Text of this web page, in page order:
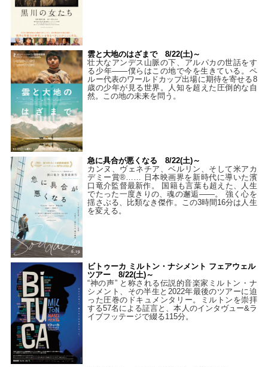
雲と大地のはざまで 8/22(土)～
壮大なアンデス山脈の下、アルパカの世話をす
る少年――僕らはこの地で今を生きている。ペ
ルー代表のワールドカップ出場に期待を寄せる8
歳の少年が見る世界。人知を超えた圧倒的な自
然。この地の未来を問う。
急に具合が悪くなる 8/22(土)～
カンヌ、ヴェネチア、ベルリン、そして米アカ
デミー賞®…… 日本映画界を新時代に導いた濱
口竜介監督最新作。 国籍も言葉も超えた、人生
でたった一度きりの、魂の邂逅――。 強く心を
揺さぶる、比類なき傑作。この3時間16分は人生
を変える。
ビトゥーカ ミルトン・ナシメント フェアウェル
ツアー 8/22(土)～
“神の声” と称される伝説的音楽家ミルトン・ナ
シメント、その半生と2022年最後のツアーに迫
った圧巻のドキュメンタリー。ミルトンを崇拝
する57名による証言と、本人のインタヴュー&ラ
イブフッテージで綴る115分。